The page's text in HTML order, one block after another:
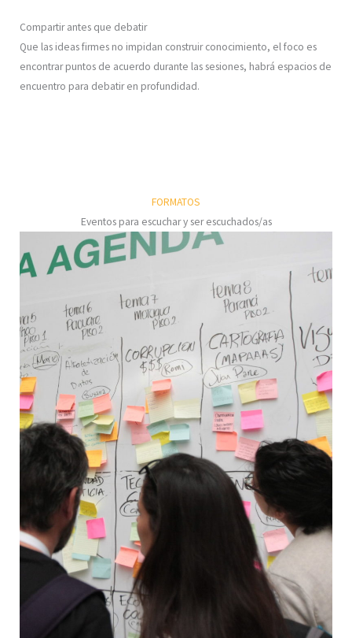
Compartir antes que debatir
Que las ideas firmes no impidan construir conocimiento, el foco es
encontrar puntos de acuerdo durante las sesiones, habrá espacios de
encuentro para debatir en profundidad.
FORMATOS
Eventos para escuchar y ser escuchados/as